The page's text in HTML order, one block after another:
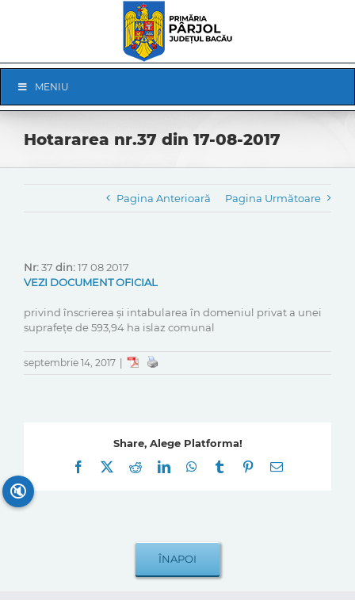
Navigation
MENIU
Hotararea nr.37 din 17-08-2017
Pagina Anterioară Pagina Următoare
Nr:37 din:17 08 2017
VEZI DOCUMENT OFICIAL
privind înscrierea și intabularea în domeniul privat a unei
suprafețe de 593,94 ha islaz comunal
septembrie 14, 2017
Share, Alege Platforma!
Facebook
RedditLinkedInWhatsApp
Tumblr Pinterest
E-
🔇